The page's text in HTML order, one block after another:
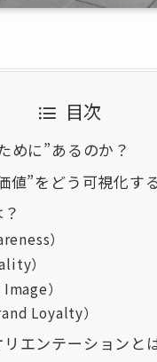
目次
めに”あるのか？
値”をどう可視化す
）
）
）
Loyalty）
エンテーションと